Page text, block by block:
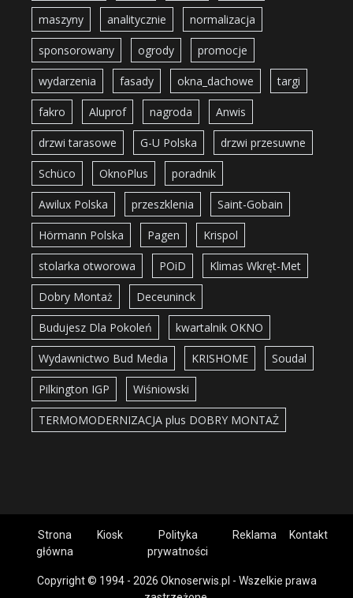
maszyny analitycznie normalizacja
sponsorowany ogrody promocje
wydarzenia fasady okna_dachowe targi
fakro Aluprof nagroda Anwis
drzwi tarasowe G-U Polska drzwi przesuwne
Schüco OknoPlus poradnik
Awilux Polska przeszklenia Saint-Gobain
Hörmann Polska Pagen Krispol
stolarka otworowa POiD Klimas Wkręt-Met
Dobry Montaż Deceuninck
Budujesz Dla Pokoleń kwartalnik OKNO
Wydawnictwo Bud Media KRISHOME Soudal
Pilkington IGP Wiśniowski
TERMOMODERNIZACJA plus DOBRY MONTAŻ
Strona
główna
Kiosk
Polityka
prywatności
Reklama Kontakt
Copyright © 1994 - 2026 Oknoserwis.pl - Wszelkie prawa